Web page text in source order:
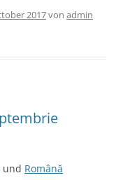
2017von admin
und Română